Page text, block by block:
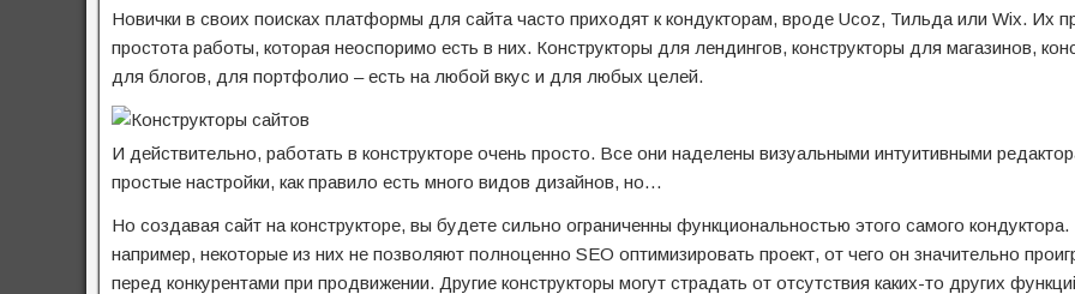
Новички в своих поисках платформы для сайта часто приходят к кондукторам, вроде Ucoz, Тильда или Wix. Их
простота работы, которая неоспоримо есть в них. Конструкторы для лендингов, конструкторы для магазинов,
для блогов, для портфолио – есть на любой вкус и для любых целей.
И действительно, работать в конструкторе очень просто. Все они наделены визуальными интуитивными
простые настройки, как правило есть много видов дизайнов, но…
Но создавая сайт на конструкторе, вы будете сильно ограниченны функциональностью этого самого кондуктора.
например, некоторые из них не позволяют полноценно SEO оптимизировать проект, от чего он значительно
перед конкурентами при продвижении. Другие конструкторы могут страдать от отсутствия каких-то других